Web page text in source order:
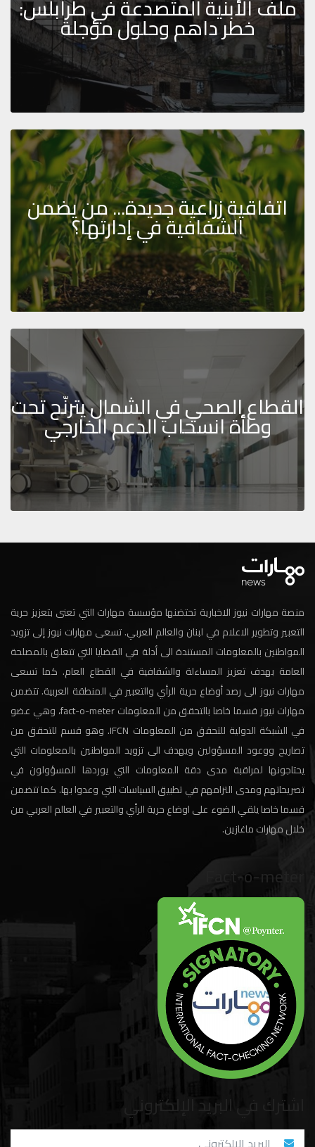
ملف الأبنية المتصدعة في طرابلس:
خطر داهم وحلول مؤجلة
اتفاقية زراعية جديدة... من يضمن
الشفافية في إدارتها؟
القطاع الصحي في الشمال يترنّح تحت
وطأة انسحاب الدعم الخارجي
منصة مهارات نيوز الاخبارية تحتضنها مؤسسة مهارات التي تعنى بتعزيز حرية
التعبير وتطوير الاعلام في لبنان والعالم العربي. تسعى مهارات نيوز إلى تزويد
المواطنين بالمعلومات المستندة الى أدلة في القضايا التي تتعلق بالمصلحة
العامة بهدف تعزيز المساءلة والشفافية في القطاع العام. كما تسعى
مهارات نيوز الى رصد أوضاع حرية الرأي والتعبير في المنطقة العربية. تتضمن
مهارات نيوز قسما خاصا بالتحقق من المعلومات fact-o-meter، وهي عضو
في الشبكة الدولية للتحقق من المعلومات IFCN. وهو قسم للتحقق من
تصاريح ووعود المسؤولين ويهدف الى تزويد المواطنين بالمعلومات التي
يحتاجونها لمراقبة مدى دقة المعلومات التي يوردها المسؤولون في
تصريحاتهم ومدى التزامهم في تطبيق السياسات التي وعدوا بها. كما تتضمن
قسما خاصا يلقي الضوء على اوضاع حرية الرأي والتعبير في العالم العربي من
خلال مهارات ماغازين.
Fact-o-meter
اشترك في البريد الإلكتروني